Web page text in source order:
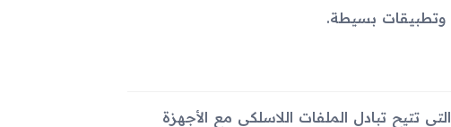
يدعم Samsung M2520 Beat Techno تقنية البلوتوث 2.1 التي تتيح تبادل الملفات اللاسلكي مع الأجهزة